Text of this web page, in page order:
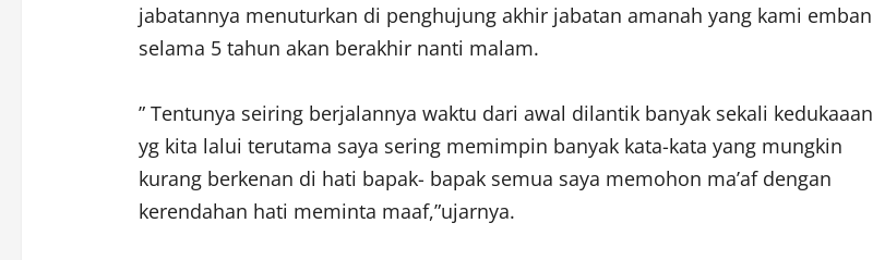
jabatannya menuturkan di penghujung akhir jabatan amanah yang kami emban
selama 5 tahun akan berakhir nanti malam.
” Tentunya seiring berjalannya waktu dari awal dilantik banyak sekali kedukaaan
yg kita lalui terutama saya sering memimpin banyak kata-kata yang mungkin
kurang berkenan di hati bapak- bapak semua saya memohon ma’af dengan
kerendahan hati meminta maaf,”ujarnya.